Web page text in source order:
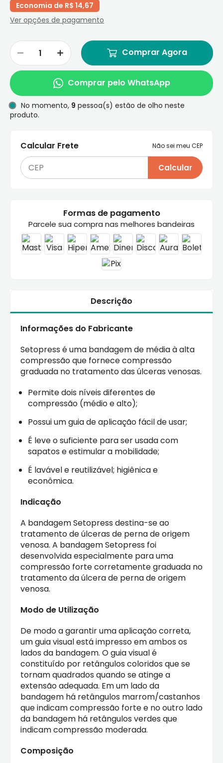
Economia de R$ 14,67
Ver opções de pagamento
Comprar Agora
Comprar pelo WhatsApp
No momento, 9 pessoa(s) estão de olho neste
produto.
Calcular Frete Não sei meu CEP
Calcular
Formas de pagamento
Parcele sua compra nas melhores bandeiras
Descrição
Informações do Fabricante
Setopress é uma bandagem de média à alta
compressão que fornece compressão
graduada no tratamento das úlceras venosas.
Permite dois níveis diferentes de
compressão (médio e alto);
Possui um guia de aplicação fácil de usar;
É leve o suficiente para ser usada com
sapatos e estimular a mobilidade;
É lavável e reutilizável; higiênica e
econômica.
Indicação
A bandagem Setopress destina-se ao
tratamento de úlceras de perna de origem
venosa. A bandagem Setopress foi
desenvolvida especialmente para uma
compressão forte corretamente graduada no
tratamento da úlcera de perna de origem
venosa.
Modo de Utilização
De modo a garantir uma aplicação correta,
um guia visual está impresso em ambos os
lados da bandagem. O guia visual é
constituído por retângulos coloridos que se
tornam quadrados quando se atinge a
extensão adequada. Em um lado da
bandagem há retângulos marrom/castanhos
que indicam compressão forte e no outro lado
da bandagem há retângulos verdes que
indicam compressão moderada.
Composição